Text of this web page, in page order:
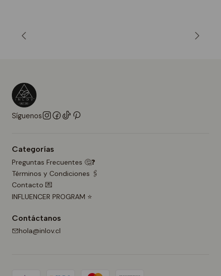
Síguenos
Categorías
Preguntas Frecuentes 🤔❓
Términos y Condiciones 🖇️
Contacto 💌
INFLUENCER PROGRAM ⭐
Contáctanos
hola@inlov.cl